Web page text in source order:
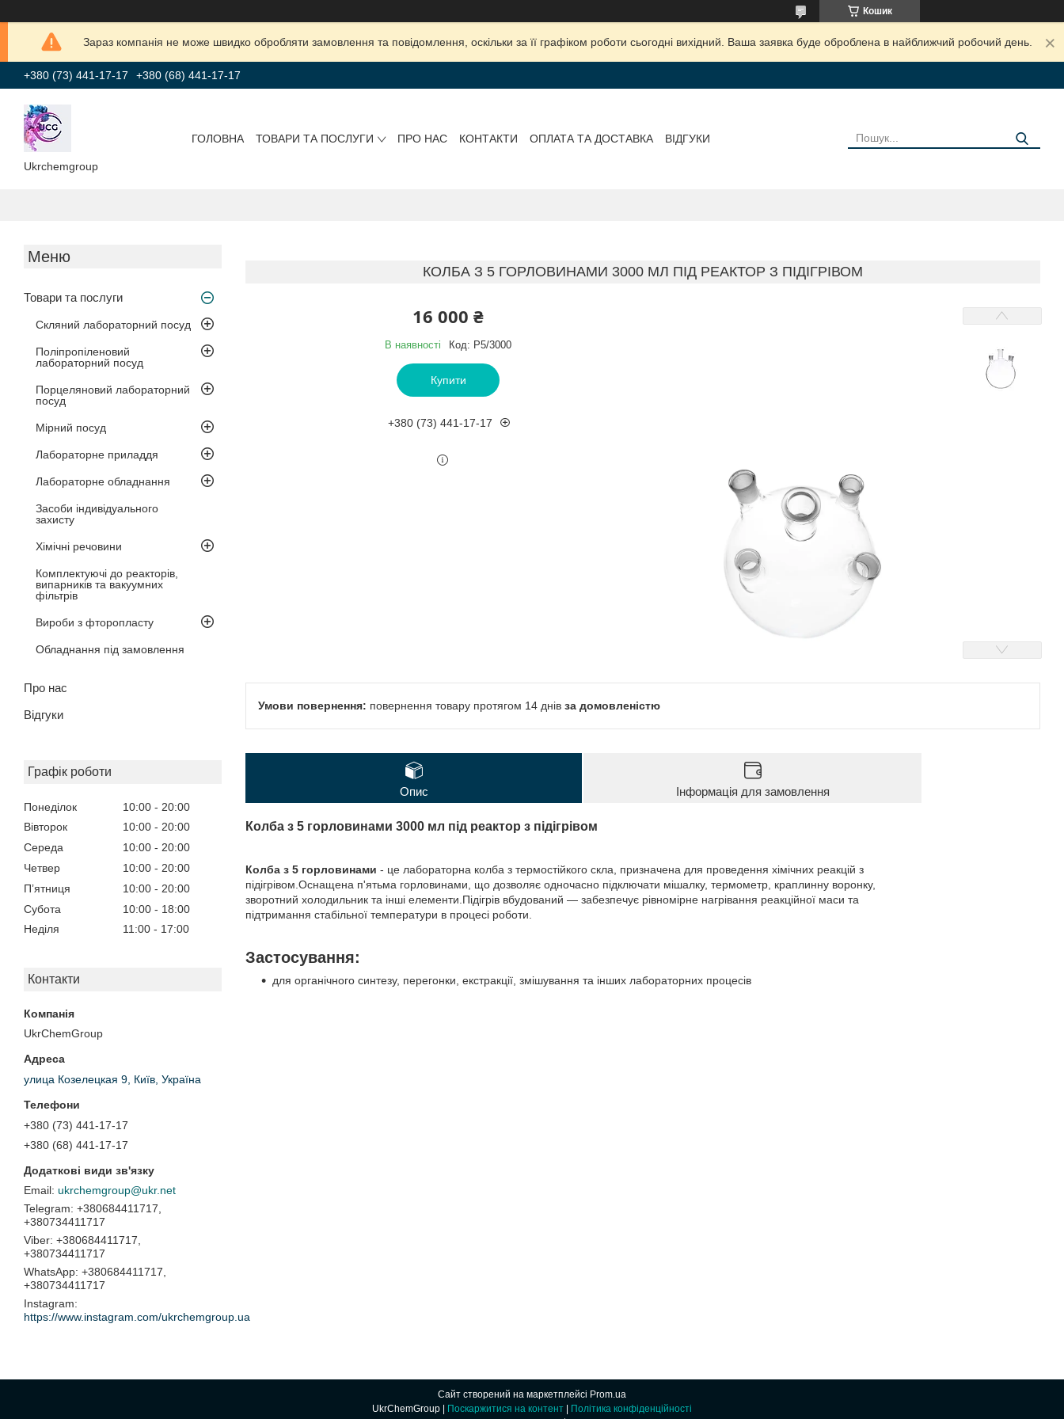
Кошик
Зараз компанія не може швидко обробляти замовлення та повідомлення, оскільки за її графіком роботи сьогодні вихідний. Ваша заявка буде оброблена в найближчий робочий день.
+380 (73) 441-17-17 +380 (68) 441-17-17
Ukrchemgroup
ГОЛОВНА ТОВАРИ ТА ПОСЛУГИ ПРО НАС КОНТАКТИ ОПЛАТА ТА ДОСТАВКА ВІДГУКИ
Товари та послуги
Скляний лабораторний посуд
Поліпропіленовий
лабораторний посуд
Порцеляновий лабораторний
посуд
Мірний посуд
Лабораторне приладдя
Лабораторне обладнання
Засоби індивідуального
захисту
Хімічні речовини
Комплектуючі до реакторів,
випарників та вакуумних
фільтрів
Вироби з фторопласту
Обладнання під замовлення
Про нас
Відгуки
Графік роботи
Понеділок 10:00
20:00
Вівторок
10:00
20:00
Середа
10:00
20:00
Четвер
10:00
20:00
Пʼятниця
10:00
20:00
Субота
10:00
18:00
Неділя
11:00 17:00
Контакти
UkrChemGroup
улица Козелецкая 9, Київ, Україна
+380 (73) 441-17-17
+380 (68) 441-17-17
ukrchemgroup@ukr.net
+380684411717,
+380734411717
+380684411717,
+380734411717
+380684411717,
+380734411717
Instagram
https://www.instagram.com/ukrchemgroup.ua
КОЛБА З 5 ГОРЛОВИНАМИ 3000 МЛ ПІД РЕАКТОР З ПІДІГРІВОМ
16 000 ₴
В наявності Код: P5/3000
Купити
+380 (73) 441-17-17
повернення товару протягом 14 днів за домовленістю
Опис Інформація для замовлення
Колба з 5 горловинами 3000 мл під реактор з підігрівом
Колба з 5 горловинами - це лабораторна колба з термостійкого скла, призначена для проведення хімічних реакцій з
підігрівом.Оснащена п'ятьма горловинами, що дозволяє одночасно підключати мішалку, термометр, краплинну воронку,
зворотний холодильник та інші елементи.Підігрів вбудований — забезпечує рівномірне нагрівання реакційної маси та
підтримання стабільної температури в процесі роботи.
Застосування:
для органічного синтезу, перегонки, екстракції, змішування та інших лабораторних процесів
Сайт створений на маркетплейсі Prom.ua
Поскаржитися на контент
Політика конфіденційності